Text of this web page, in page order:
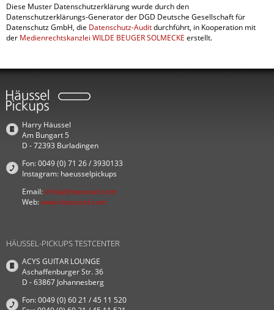
Diese Muster Datenschutzerklärung wurde durch den
Datenschutzerklärungs-Generator der DGD Deutsche Gesellschaft für
Datenschutz GmbH, die Datenschutz-Auditdurchführt, in Kooperation mit
der Medienrechtskanzlei WILDE BEUGER SOLMECKE erstellt.
Harry Häussel
Am Bungart 5
D - 72393 Burladingen
Fon: 0049 (0) 71 26 / 3930133
Instagram: haeusselpickups
Email: info(at)haeussel.com
Web:www.haeussel.com
HÄUSSEL-PICKUPS TESTCENTER
ACYS GUITAR LOUNGE
Aschaffenburger Str. 36
D - 63867 Johannesberg
Fon: 0049 (0) 60 21 / 45 11 520